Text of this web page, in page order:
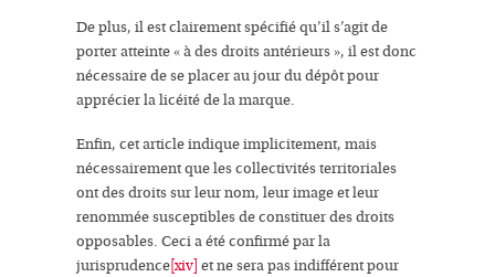
De plus, il est clairement spécifié qu’il s’agit de
porter atteinte «à desdroits antérieurs», il est donc
nécessaire de se placerau jour du dépôtpour
apprécierla licéité de la marque.
Enfin, cet article indique implicitement, mais
nécessairement que lescollectivités territoriales
ont des droits sur leurnom, leurimageet leur
renomméesusceptibles de constituer des droits
opposables. Ceci a été confirmé par la
jurisprudence[xiv] et ne sera pas indifférent pour